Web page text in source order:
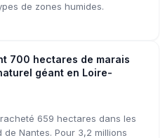
de zones humides.
700 hectares de marais
géant en Loire-
659 hectares dans les
Nantes. Pour 3,2 millions